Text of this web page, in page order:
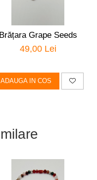
Brățara Grape Seeds
49,00 Lei
ADAUGA IN COS